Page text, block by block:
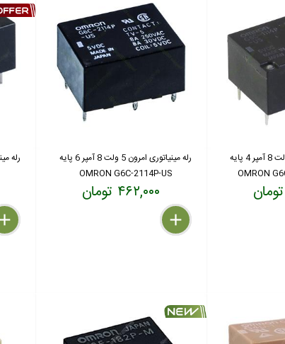
رله مینیاتوری امرون 5 ولت 8 آمپر 4 پایه
OMRON
رله مینیاتوری امرون 5 ولت 8 آمپر 6 پایه
OMRON G6C-2114P-US
۴۶۲,۰۰۰ تومان
delete
remove
add